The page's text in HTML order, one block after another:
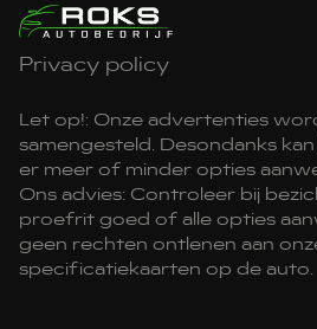
Privacy policy
Let op!: Onze advertenties
samengesteld. Desondanks
er meer of minder opties
Ons advies: Controleer bij
proefrit goed of alle opties
geen rechten ontlenen aan
specificatiekaarten op de auto.